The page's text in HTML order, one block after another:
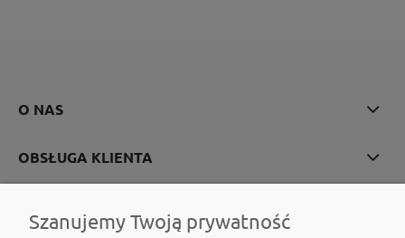
O NAS
OBSŁUGA KLIENTA
Szanujemy Twoją prywatność